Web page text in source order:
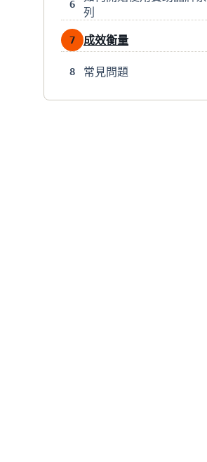
6
列
7 成效衡量
8 常見問題